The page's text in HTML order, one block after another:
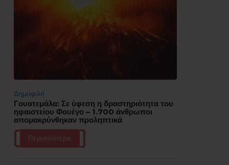
Δημοφιλή
Γουατεμάλα: Σε ύφεση η δραστηριότητα του
ηφαιστείου Φουέγο – 1.700 άνθρωποι
απομακρύνθηκαν προληπτικά
Περισσότερα